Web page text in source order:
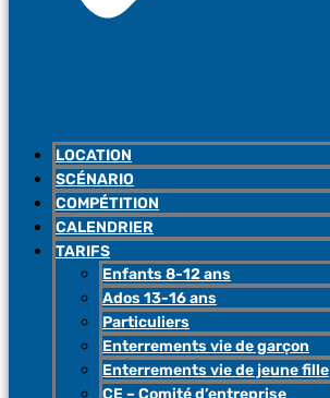
LOCATION
SCÉNARIO
COMPÉTITION
CALENDRIER
TARIFS
Enfants 8-12 ans
Ados 13-16 ans
Particuliers
Enterrements vie de garçon
Enterrements vie de jeune fille
CE – Comité d’entreprise